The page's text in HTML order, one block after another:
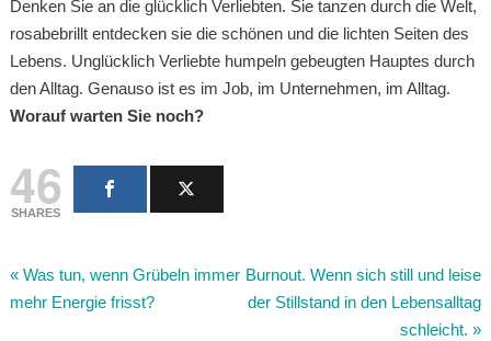
Denken Sie an die glücklich Verliebten. Sie tanzen durch die Welt,
rosabebrillt entdecken sie die schönen und die lichten Seiten des
Lebens. Unglücklich Verliebte humpeln gebeugten Hauptes durch
den Alltag. Genauso ist es im Job, im Unternehmen, im Alltag.
Worauf warten Sie noch?
46
SHARES
« Was tun, wenn Grübeln immer
mehr Energie frisst?
Burnout. Wenn sich still und leise
der Stillstand in den Lebensalltag
schleicht. »